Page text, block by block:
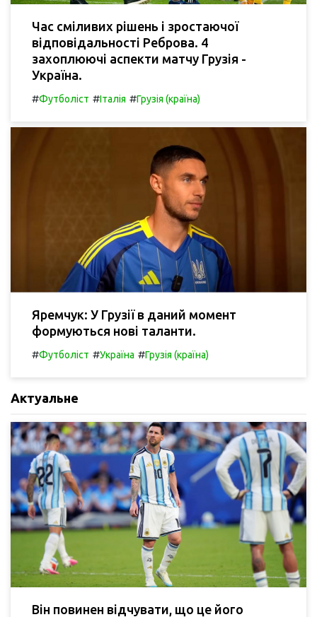
Час сміливих рішень і зростаючої
відповідальності Реброва. 4
захоплюючі аспекти матчу Грузія -
Україна.
#Футболіст #Італія #Грузія (країна)
Яремчук: У Грузії в даний момент
формуються нові таланти.
#Футболіст #Україна #Грузія (країна)
Актуальне
Він повинен відчувати, що це його